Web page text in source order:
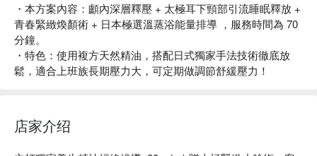
・本方案內容：顱內深層釋壓 + 太極耳下頸部引流睡眠釋放 +
青春緊緻煥顏術 + 日本極選溫蒸浴能量排導 ，服務時間為 70
分鐘。
・特色：使用複方天然精油，搭配日式獨家手法技術徹底放
鬆，適合上班族長期壓力大，可定期做調節舒緩壓力！
店家介绍